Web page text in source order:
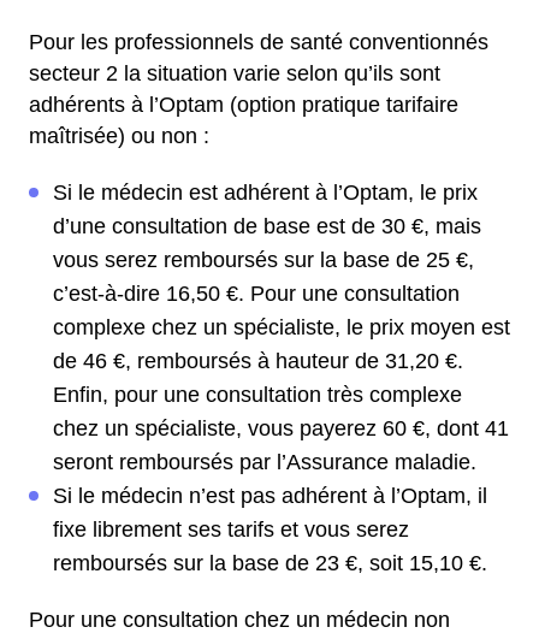
Pour les professionnels de santé conventionnés
secteur 2 la situation varie selon qu’ils sont
adhérents à l’Optam (option pratique tarifaire
maîtrisée) ou non :
Si le médecin est adhérent à l’Optam, le prix
d’une consultation de base est de 30 €, mais
vous serez remboursés sur la base de 25 €,
c’est-à-dire 16,50 €. Pour une consultation
complexe chez un spécialiste, le prix moyen est
de 46 €, remboursés à hauteur de 31,20 €.
Enfin, pour une consultation très complexe
chez un spécialiste, vous payerez 60 €, dont 41
seront remboursés par l’Assurance maladie.
Si le médecin n’est pas adhérent à l’Optam, il
fixe librement ses tarifs et vous serez
remboursés sur la base de 23 €, soit 15,10 €.
Pour une consultation chez un médecin non